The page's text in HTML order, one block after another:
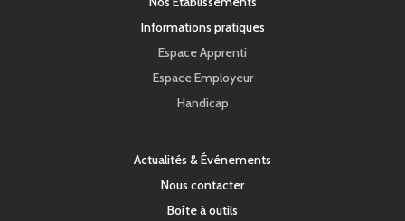
Informations pratiques
Espace Apprenti
Espace Employeur
Handicap
Actualités & Événements
Nous contacter
Boîte à outils